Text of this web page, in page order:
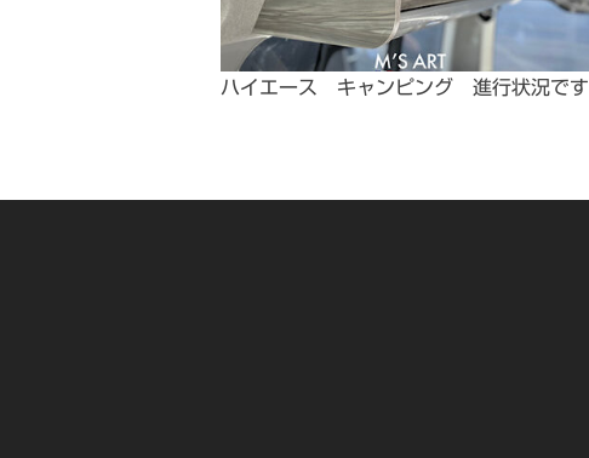
ハイエース キャンピング 進行状況です